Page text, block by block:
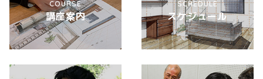
COURSE
講座案内
SCHEDULE
スケジュール